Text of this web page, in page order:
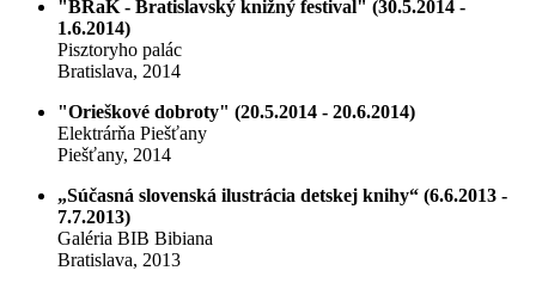
"BRaK - Bratislavský knižný festival" (30.5.2014 -
1.6.2014)
Pisztoryho palác
Bratislava, 2014
"Orieškové dobroty" (20.5.2014 - 20.6.2014)
Elektrárňa Piešťany
Piešťany, 2014
„Súčasná slovenská ilustrácia detskej knihy“ (6.6.2013 -
7.7.2013)
Galéria BIB Bibiana
Bratislava, 2013